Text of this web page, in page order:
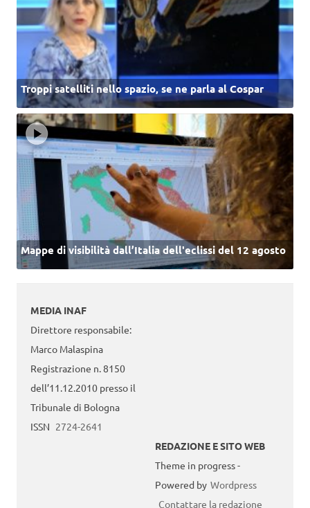
Troppi satelliti nello spazio, se ne parla al Cospar
Mappe di visibilità dall’Italia dell'eclissi del 12 agosto
MEDIA INAF
Direttore responsabile:
Marco Malaspina
Registrazione n. 8150
dell’11.12.2010 presso il
Tribunale di Bologna
ISSN 2724-2641
REDAZIONE E SITO WEB
Theme in progress -
Powered by Wordpress
Contattare la redazione